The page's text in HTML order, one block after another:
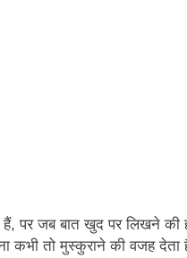
पर जब बात खुद पर लिखने की
कभी तो मुस्कुराने की वजह